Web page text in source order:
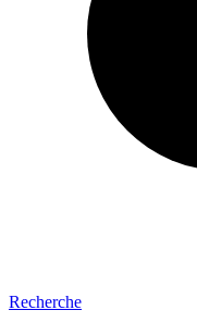
Recherche